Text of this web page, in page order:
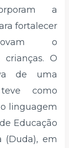
a
fortalecer
o
O
de uma
como
linguagem
Educação
(Duda), em